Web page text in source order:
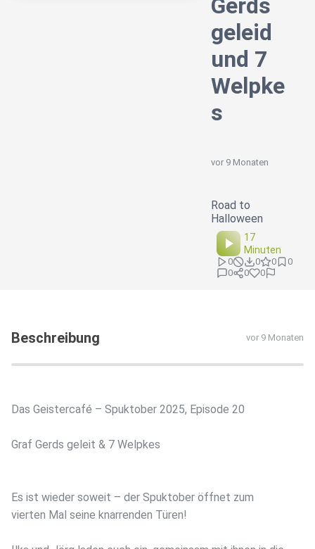
Gerds
geleid
und 7
Welpke
s
vor 9 Monaten
Road to
Halloween
17
Minuten
0 0 0
0
0
0 0
Beschreibung vor 9 Monaten
Das Geistercafé – Spuktober 2025, Episode 20
Graf Gerds geleit & 7 Welpkes
Es ist wieder soweit – der Spuktober öffnet zum
vierten Mal seine knarrenden Türen!